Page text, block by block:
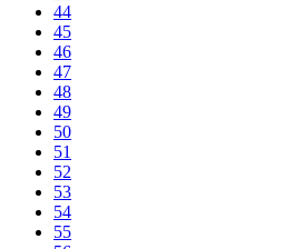
44
45
46
47
48
49
50
51
52
53
54
55